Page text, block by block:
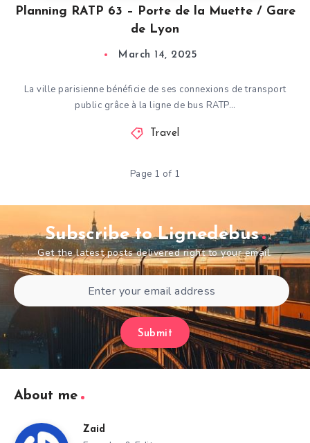
Planning RATP 63 – Porte de la Muette / Gare
de Lyon
March 14, 2025
La ville parisienne bénéficie de ses connexions de transport
public grâce à la ligne de bus RATP…
Travel
Page 1 of 1
Subscribe to Lignedebus
Get the latest posts delivered right to your email.
Submit
About me
Zaid